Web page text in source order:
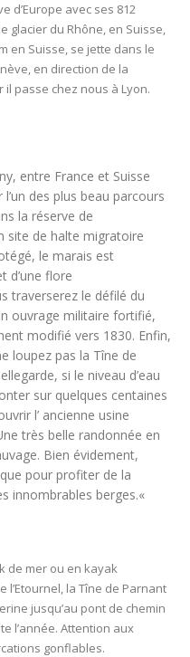
d’Europe avec ses 812
glacier du Rhône, en Suisse,
en Suisse, se jette dans le
en direction de la
il passe chez nous à Lyon.
entre France et Suisse
des plus beau parcours
la réserve de
site de halte migratoire
le marais est
d’une flore
traverserez le défilé du
ouvrage militaire fortifié,
modifié vers 1830. Enfin,
loupez pas la Tîne de
si le niveau d’eau
sur quelques centaines
l’ ancienne usine
très belle randonnée en
Bien évidement,
pour profiter de la
innombrables berges.«
de mer ou en kayak
l’Etournel, la Tîne de Parnant
jusqu’au pont de chemin
l’année. Attention aux
gonflables.